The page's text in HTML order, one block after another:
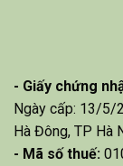
- Giấy chứng
Ngày cấp: 13/5/
Hà Đông, TP Hà
- Mã số thuế: